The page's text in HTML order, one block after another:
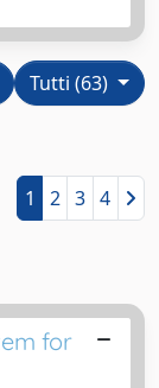
Tutti (63)
1 2 3 4
for